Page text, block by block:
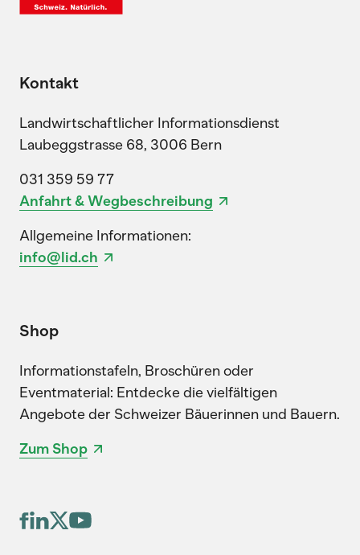
Kontakt
Landwirtschaftlicher Informationsdienst
Laubeggstrasse 68, 3006 Bern
031 359 59 77
Anfahrt & Wegbeschreibung
Allgemeine Informationen:
info@lid.ch
Shop
Informationstafeln, Broschüren oder
Eventmaterial: Entdecke die vielfältigen
Angebote der Schweizer Bäuerinnen und Bauern.
Zum Shop